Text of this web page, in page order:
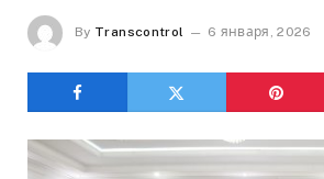
By Transcontrol 6 января, 2026